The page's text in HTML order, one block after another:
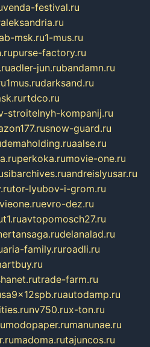
venda-festival.ru
msk.ru1-mus.ru
purse-factory.ru
adler-jun.rubandamn.ru
1mus.rudarksand.ru
rtdco.ru
stroitelnyh-kompanij.ru
snow-guard.ru
demaholding.ruaalse.ru
perkoka.rumovie-one.ru
sibarchives.ruandreislyusar.ru
tor-lyubov-i-grom.ru
evro-dez.ru
avtopomosch27.ru
delanalad.ru
aria-family.ruroadli.ru
trade-farm.ru
autodamp.ru
nv750.rux-ton.ru
modopaper.rumanunae.ru
madoma.rutajuncos.ru